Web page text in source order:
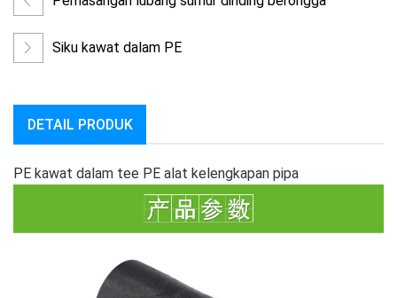
Siku kawat dalam PE
DETAIL PRODUK
PE kawat dalam tee PE alat kelengkapan pipa